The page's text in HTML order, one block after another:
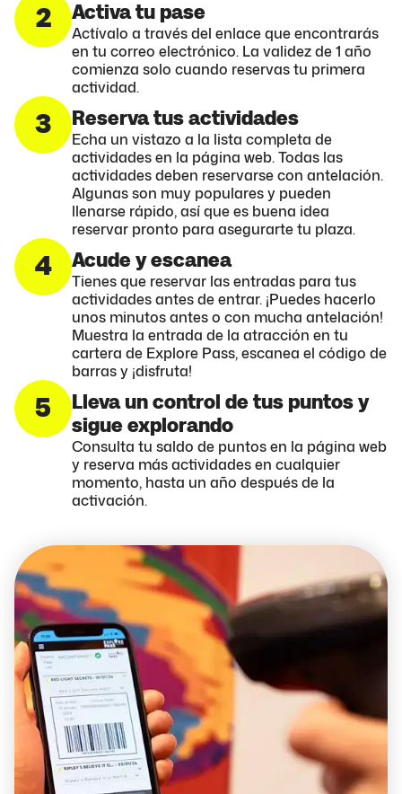
2
Activa tu pase
Actívalo a través del enlace que encontrarás
en tu correo electrónico. La validez de 1 año
comienza solo cuando reservas tu primera
actividad.
3
Reserva tus actividades
Echa un vistazo a la lista completa de
actividades en la página web. Todas las
actividades deben reservarse con antelación.
Algunas son muy populares y pueden
llenarse rápido, así que es buena idea
reservar pronto para asegurarte tu plaza.
4
Acude y escanea
Tienes que reservar las entradas para tus
actividades antes de entrar. ¡Puedes hacerlo
unos minutos antes o con mucha antelación!
Muestra la entrada de la atracción en tu
cartera de Explore Pass, escanea el código de
barras y ¡disfruta!
5
Lleva un control de tus puntos y
sigue explorando
Consulta tu saldo de puntos en la página web
y reserva más actividades en cualquier
momento, hasta un año después de la
activación.